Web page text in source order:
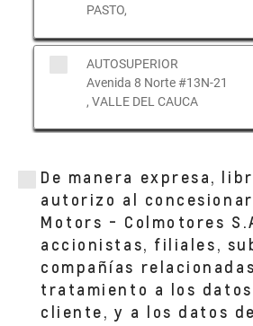
PASTO,
AUTOSUPERIOR
Avenida 8 Norte #13N-21
, VALLE DEL CAUCA
De manera expresa,
autorizo al
Motors - Colmotores
accionistas, filiales,
compañías
tratamiento a los
cliente, y a los datos